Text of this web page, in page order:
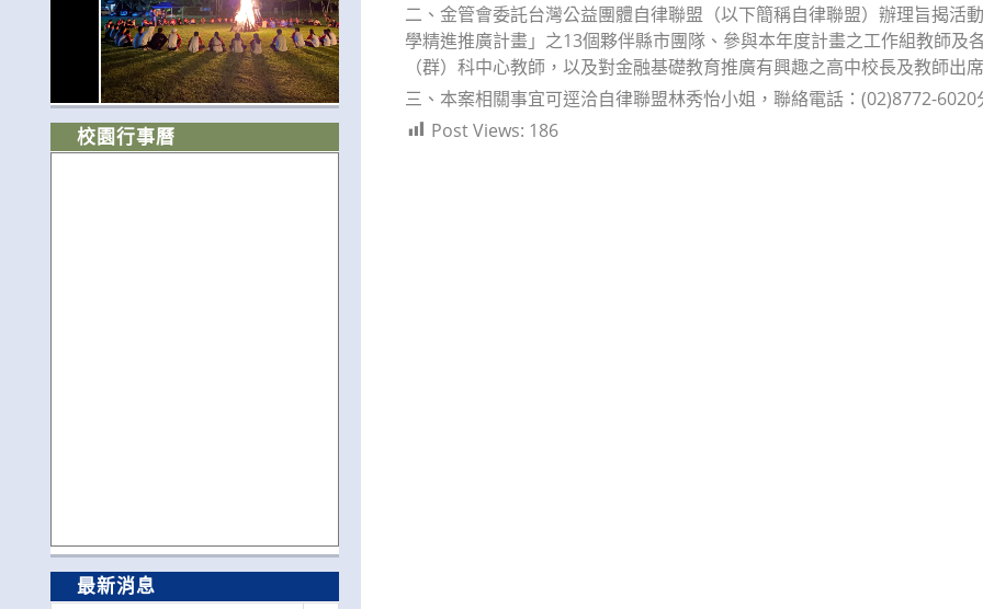
二、金管會委託台灣公益團體自律聯盟（以下簡稱自律聯盟）辦理旨揭活
學精進推廣計畫」之13個夥伴縣市團隊、參與本年度計畫之工作組教師
（群）科中心教師，以及對金融基礎教育推廣有興趣之高中校長及教師
三、本案相關事宜可逕洽自律聯盟林秀怡小姐，聯絡電話：(02)8772-6020
Post Views: 186
校園行事曆
最新消息